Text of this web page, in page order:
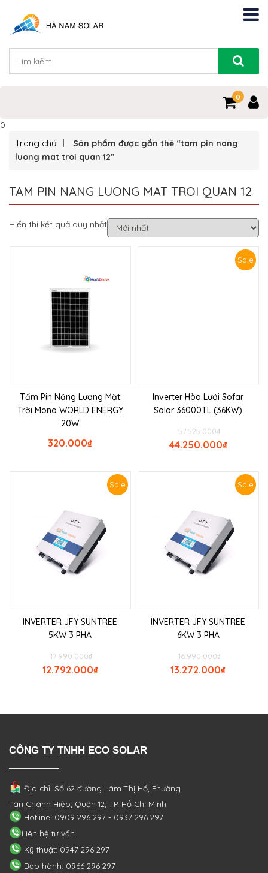
0
0
Trang chủ
Sản phẩm được gắn thẻ “tam pin nang
luong mat troi quan 12”
TAM PIN NANG LUONG MAT TROI QUAN 12
Hiển thị kết quả duy nhất
Tấm Pin Năng Lượng Mặt
Trời Mono WORLD ENERGY
20W
₫
320.000
Sale
Inverter Hòa Lưới Sofar
Solar 36000TL (36KW)
₫
57.525.000
₫
44.250.000
Sale
INVERTER JFY SUNTREE
5KW 3 PHA
₫
17.990.000
₫
12.792.000
Sale
INVERTER JFY SUNTREE
6KW 3 PHA
₫
16.990.000
₫
13.272.000
CÔNG TY TNHH ECO SOLAR
Địa chỉ: Số 62 đường Lâm Thị Hố, Phường
Tân Chánh Hiệp, Quận 12, TP. Hồ Chí Minh
Hotline: 0909 296 297 - 0937 296 297
Liên hệ tư vấn
Kỹ thuật: 0947 296 297
Bảo hành: 0966 296 297